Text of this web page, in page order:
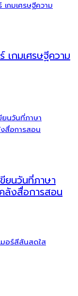
เกมเศรษฐีความ
ยนวันที่ภาษา
ลังสื่อการสอน